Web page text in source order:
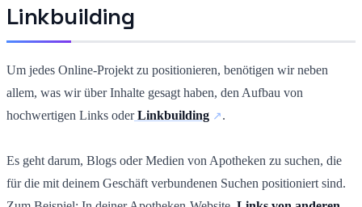
Linkbuilding
Um jedes Online-Projekt zu positionieren, benötigen wir neben
allem, was wir über Inhalte gesagt haben, den Aufbau von
hochwertigen Links oder Linkbuilding .
Es geht darum, Blogs oder Medien von Apotheken zu suchen, die
für die mit deinem Geschäft verbundenen Suchen positioniert sind.